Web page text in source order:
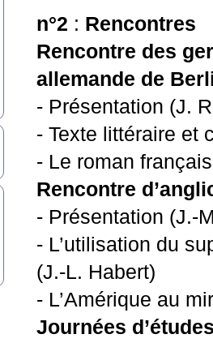
n°2 : Rencontres
Rencontre des
allemande de
- Présentation (J.
- Texte littéraire et
- Le roman
Rencontre
- Présentation (J.-
- L’utilisation du
(J.-L. Habert)
- L’Amérique au
Journées